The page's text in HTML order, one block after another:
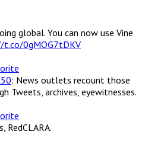
global. You can now use Vine
0gMOG7tDKV
: News outlets recount those
Tweets, archives, eyewitnesses.
RedCLARA.